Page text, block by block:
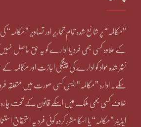
”مکالمہ“ پر شائع شدہ تمام تحاریر اور تصاویر
کے علاوہ کسی بھی فرد یا ادارے کو یہ حق حاصل نہیں
نشر شدہ مواد کو ادارے کی پیشگی اجازت اور مکالمہ کے
سکے۔ ادارہ ”مکالمہ“ ایسی کسی صورت میں متعلقہ
خلاف کسی بھی ملک میں اسکے قانون کے تحت چارہ
ایڈیٹر ”مکالمہ“ یا اسکا مقرر کردہ کوئی فرد یہ استحقاق